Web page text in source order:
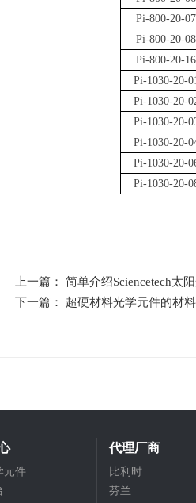
Pi-800-20-07
Pi-800-20-08
Pi-800-20-16
Pi-1030-20-
Pi-1030-20-
Pi-1030-20-
Pi-1030-20-
Pi-1030-20-
Pi-1030-20-
上一篇： 简单介绍Sciencetech太
下一篇： 超硬材料光学元件的材
元件
代理厂商
比利时
芬兰